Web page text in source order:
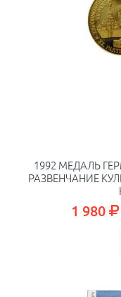
1992 МЕДАЛЬ
РАЗВЕНЧАНИЕ
1 980